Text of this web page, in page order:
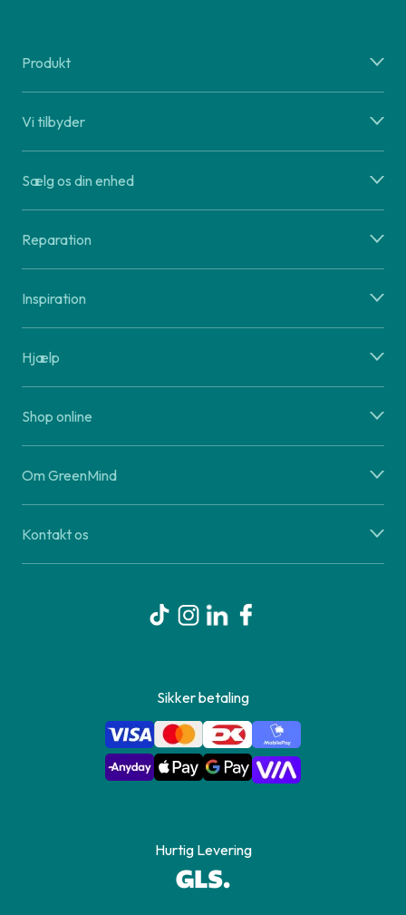
Produkt
Vi tilbyder
Sælg os din enhed
Reparation
Inspiration
Hjælp
Shop online
Om GreenMind
Kontakt os
Sikker betaling
Hurtig Levering